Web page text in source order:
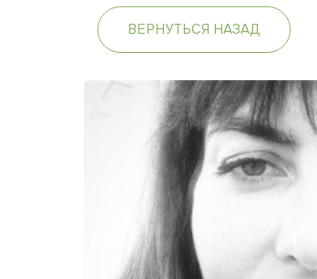
ВЕРНУТЬСЯ НАЗАД